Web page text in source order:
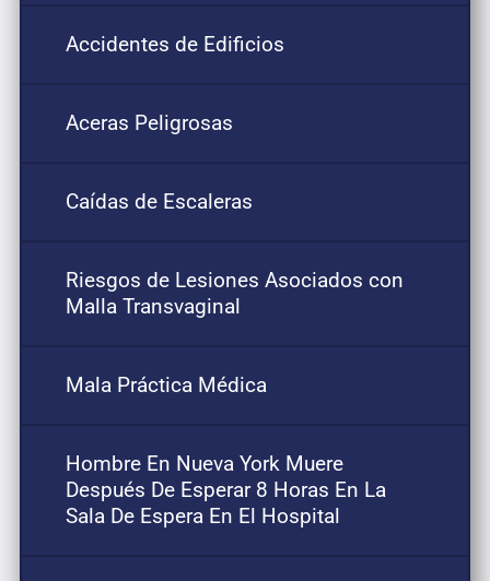
Accidentes de Edificios
Aceras Peligrosas
Caídas de Escaleras
Riesgos de Lesiones Asociados con
Malla Transvaginal
Mala Práctica Médica
Hombre En Nueva York Muere
Después De Esperar 8 Horas En La
Sala De Espera En El Hospital